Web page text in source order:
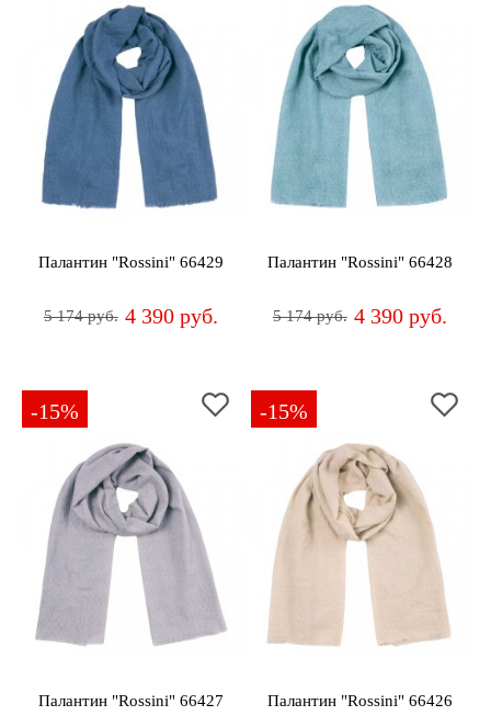
Палантин "Rossini" 66429
5 174 руб. 4 390 руб.
Палантин "Rossini" 66428
5 174 руб. 4 390 руб.
-15%
Палантин "Rossini" 66427
-15%
Палантин "Rossini" 66426